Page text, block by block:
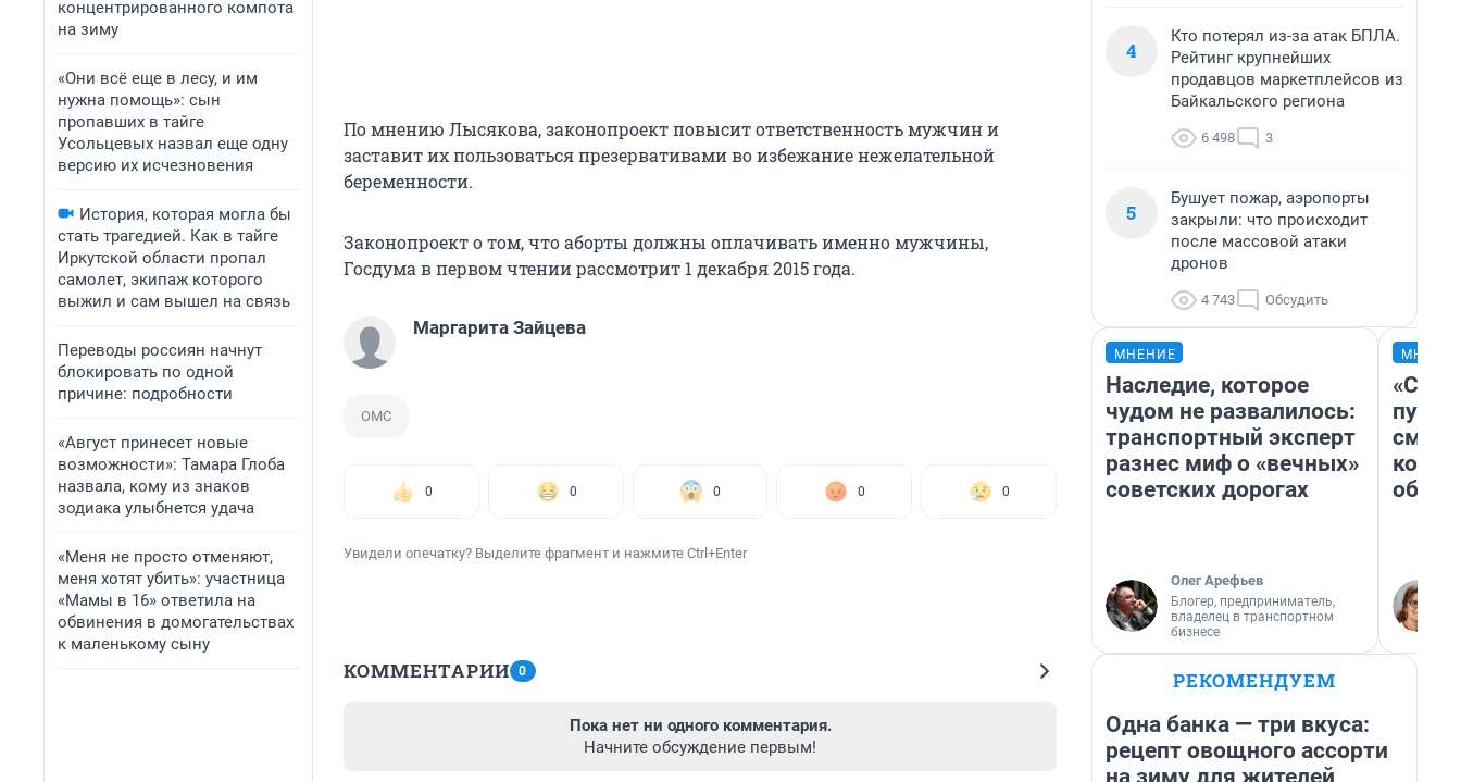
концентрированного компота
на зиму
«Они всё еще в лесу, и им
нужна помощь»: сын
пропавших в тайге
Усольцевых назвал еще одну
версию их исчезновения
История, которая могла бы
стать трагедией. Как в тайге
Иркутской области пропал
самолет, экипаж которого
выжил и сам вышел на связь
Переводы россиян начнут
блокировать по одной
причине: подробности
«Август принесет новые
возможности»: Тамара Глоба
назвала, кому из знаков
зодиака улыбнется удача
«Меня не просто отменяют,
меня хотят убить»: участница
«Мамы в 16» ответила на
обвинения в домогательствах
к маленькому сыну
По мнению Лысякова, законопроект повысит ответственность мужчин и
заставит их пользоваться презервативами во избежание нежелательной
беременности.
Законопроект о том, что аборты должны оплачивать именно мужчины,
Госдума в первом чтении рассмотрит 1 декабря 2015 года.
Маргарита Зайцева
ОМС
0 0 0 0 0
Увидели опечатку? Выделите фрагмент и нажмите Ctrl+Enter
КОММЕНТАРИИ 0
Пока нет ни одного комментария.
Начните обсуждение первым!
4
Кто потерял из-за атак БПЛА.
Рейтинг крупнейших
продавцов маркетплейсов из
Байкальского региона
6 498 3
5
Бушует пожар, аэропорты
закрыли: что происходит
после массовой атаки
дронов
4 743 Обсудить
МНЕНИЕ
Наследие, которое
чудом не развалилось:
транспортный эксперт
разнес миф о «вечных»
советских дорогах
Олег Арефьев
Блогер, предприниматель,
владелец в транспортном
бизнесе
РЕКОМЕНДУЕМ
Одна банка — три вкуса:
рецепт овощного ассорти
на зиму для жителей